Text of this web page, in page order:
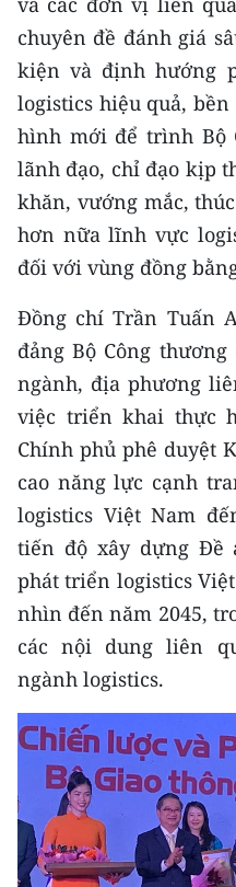
Trung du và miền núi
Đồng bằng sông Hồng
Bắc Trung Bộ
Duyên hải Nam Trung
Nguyên
Đông Nam Bộ
Chuyên trang Hà Nội
Chuyên trang TP. Hồ
CHUYÊN ĐỀ
CÁC CHUYÊN TRANG
VỀ BÁO NHÂN DÂN
THỜI NAY
NHÂN DÂN CUỐI TUẦN
NHÂN DÂN HẰNG THÁNG
MUA BÁO
ĐỌC BÁO IN
chuyên đề đánh giá
kiện và định hướng
logistics hiệu quả,
hình mới để trình Bộ
lãnh đạo, chỉ đạo kịp
khăn, vướng mắc,
hơn nữa lĩnh vực
đối với vùng đồng
Đồng chí Trần Tuấn
đảng Bộ Công
ngành, địa phương
việc triển khai thực
Chính phủ phê duyệt
cao năng lực cạnh
logistics Việt Nam
tiến độ xây dựng Đề
phát triển logistics
nhìn đến năm 2045,
các nội dung liên
ngành logistics.